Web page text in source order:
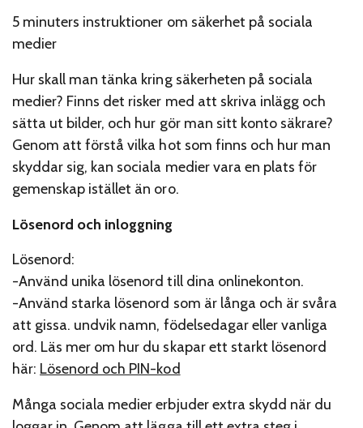
5 minuters instruktioner om säkerhet på sociala
medier
Hur skall man tänka kring säkerheten på sociala
medier? Finns det risker med att skriva inlägg och
sätta ut bilder, och hur gör man sitt konto säkrare?
Genom att förstå vilka hot som finns och hur man
skyddar sig, kan sociala medier vara en plats för
gemenskap istället än oro.
Lösenord och inloggning
Lösenord:
-Använd unika lösenord till dina onlinekonton.
-Använd starka lösenord som är långa och är svåra
att gissa. undvik namn, födelsedagar eller vanliga
ord. Läs mer om hur du skapar ett starkt lösenord
här: Lösenord och PIN-kod
Många sociala medier erbjuder extra skydd när du